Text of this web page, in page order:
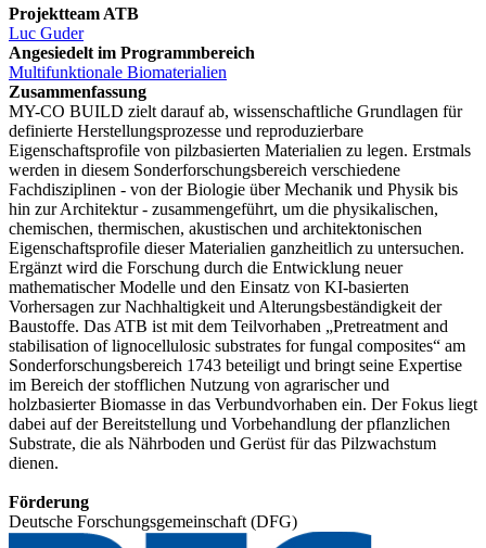
Projektteam ATB
Luc Guder
Angesiedelt im Programmbereich
Multifunktionale Biomaterialien
Zusammenfassung
MY-CO BUILD zielt darauf ab, wissenschaftliche Grundlagen für
definierte Herstellungsprozesse und reproduzierbare
Eigenschaftsprofile von pilzbasierten Materialien zu legen. Erstmals
werden in diesem Sonderforschungsbereich verschiedene
Fachdisziplinen - von der Biologie über Mechanik und Physik bis
hin zur Architektur - zusammengeführt, um die physikalischen,
chemischen, thermischen, akustischen und architektonischen
Eigenschaftsprofile dieser Materialien ganzheitlich zu untersuchen.
Ergänzt wird die Forschung durch die Entwicklung neuer
mathematischer Modelle und den Einsatz von KI-basierten
Vorhersagen zur Nachhaltigkeit und Alterungsbeständigkeit der
Baustoffe. Das ATB ist mit dem Teilvorhaben „Pretreatment and
stabilisation of lignocellulosic substrates for fungal composites“ am
Sonderforschungsbereich 1743 beteiligt und bringt seine Expertise
im Bereich der stofflichen Nutzung von agrarischer und
holzbasierter Biomasse in das Verbundvorhaben ein. Der Fokus liegt
dabei auf der Bereitstellung und Vorbehandlung der pflanzlichen
Substrate, die als Nährboden und Gerüst für das Pilzwachstum
dienen.
Förderung
Deutsche Forschungsgemeinschaft (DFG)